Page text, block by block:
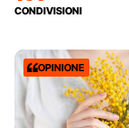
CONDIVISIONI
OPINIONE